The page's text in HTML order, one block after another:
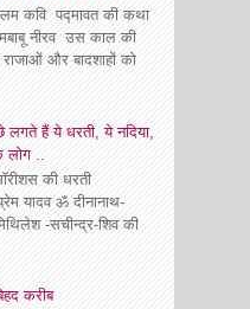
कवि पद्मावत की कथा
नीरव उस काल की
और बादशाहों को
लगते हैं ये धरती, ये नदिया,
..
की धरती
यादव ॐ दीनानाथ-
-सचीन्द्र-शिव की
करीब